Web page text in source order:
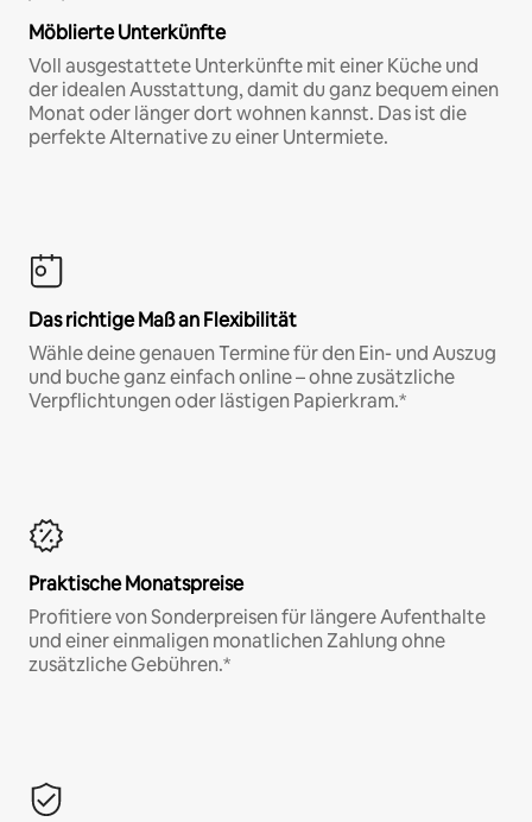
Möblierte Unterkünfte
Voll ausgestattete Unterkünfte mit einer Küche und
der idealen Ausstattung, damit du ganz bequem einen
Monat oder länger dort wohnen kannst. Das ist die
perfekte Alternative zu einer Untermiete.
Das richtige Maß an Flexibilität
Wähle deine genauen Termine für den Ein- und Auszug
und buche ganz einfach online – ohne zusätzliche
Verpflichtungen oder lästigen Papierkram.*
Praktische Monatspreise
Profitiere von Sonderpreisen für längere Aufenthalte
und einer einmaligen monatlichen Zahlung ohne
zusätzliche Gebühren.*